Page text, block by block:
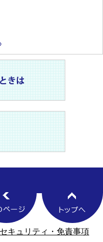
キュリティ・免責事項